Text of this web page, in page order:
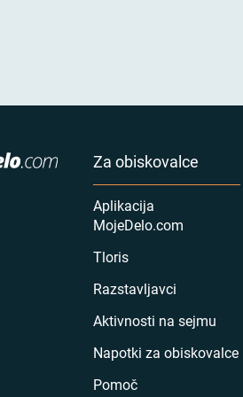
Za obiskovalce
Aplikacija
MojeDelo.com
Tloris
Razstavljavci
Aktivnosti na sejmu
Napotki za obiskovalce
Pomoč